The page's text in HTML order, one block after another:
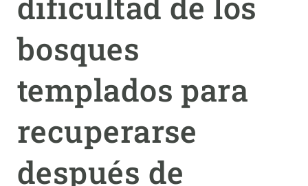
bosques
templados para
recuperarse
después de
PARTICIPA
NOTICIAS Y AGENDA